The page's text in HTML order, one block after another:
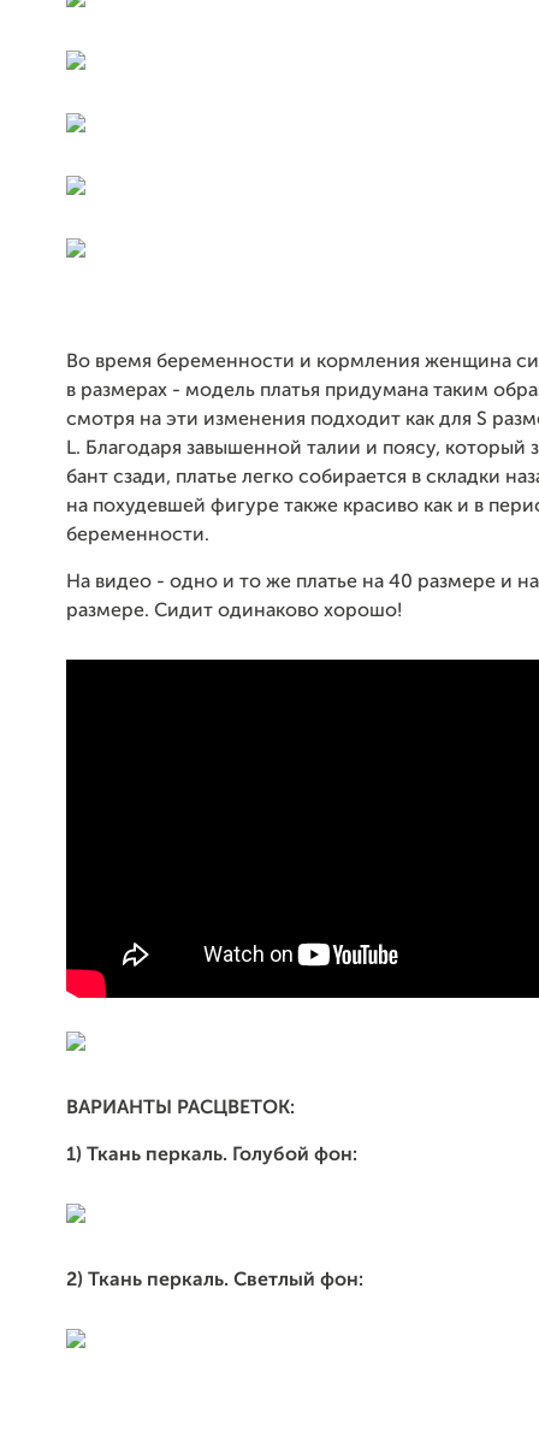
Во время беременности и кормления женщина
в размерах - модель платья придумана таким
смотря на эти изменения подходит как для S
L. Благодаря завышенной талии и поясу, который
бант сзади, платье легко собирается в складки
на похудевшей фигуре также красиво как и в
беременности.
На видео - одно и то же платье на 40 размере и
размере. Сидит одинаково хорошо!
ВАРИАНТЫ РАСЦВЕТОК:
1) Ткань перкаль. Голубой фон:
2) Ткань перкаль. Светлый фон: